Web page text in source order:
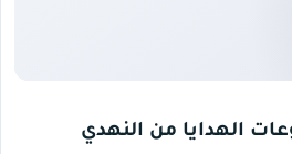
الهدايا من النهدي